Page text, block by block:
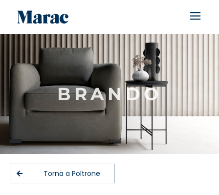
BRANDO
Torna a Poltrone